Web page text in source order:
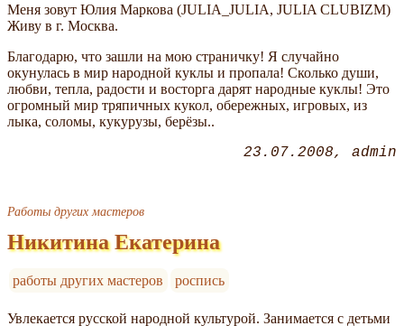
Меня зовут Юлия Маркова (JULIA_JULIA, JULIA CLUBIZM)
Живу в г. Москва.
Благодарю, что зашли на мою страничку! Я случайно
окунулась в мир народной куклы и пропала! Сколько души,
любви, тепла, радости и восторга дарят народные куклы! Это
огромный мир тряпичных кукол, обережных, игровых, из
лыка, соломы, кукурузы, берёзы..
23.07.2008 admin
Работы других мастеров
Никитина Екатерина
работы других мастеров роспись
Увлекается русской народной культурой. Занимается с детьми